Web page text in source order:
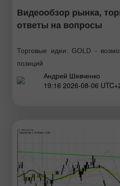
Видеообзор рынка,
ответы на вопросы
Торговые идеи: GOLD -
позиций
Андрей Шевченко
19:16 2026-08-06